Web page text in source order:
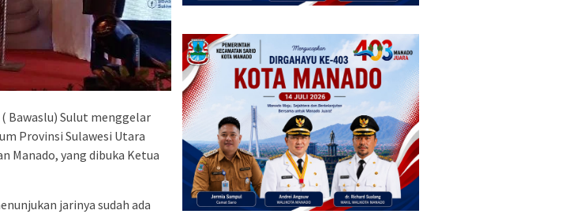
Bawaslu) Sulut menggelar
Provinsi Sulawesi Utara
Manado, yang dibuka Ketua
jarinya sudah ada